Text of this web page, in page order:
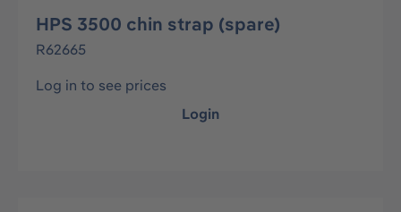
HPS 3500 chin strap (spare)
R62665
Log in to see prices
Login